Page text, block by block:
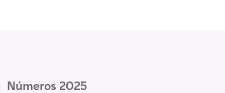
Números 2025